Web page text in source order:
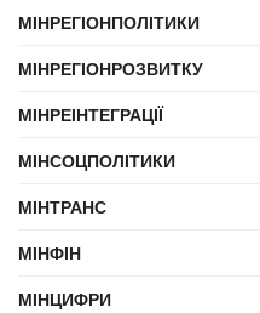
МІНРЕГІОНПОЛІТИКИ
МІНРЕГІОНРОЗВИТКУ
МІНРЕІНТЕГРАЦІЇ
МІНСОЦПОЛІТИКИ
МІНТРАНС
МІНФІН
МІНЦИФРИ